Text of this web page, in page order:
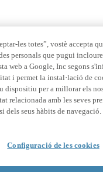
Barcelona - URL |
les totes”, vostè accepta
personals que pugui
web a Google, Inc segons
i permet la instal·lació de
dispositiu per a millorar els
relacionada amb les seves
dels seus hàbits de navegació.
Configuració de les cookies